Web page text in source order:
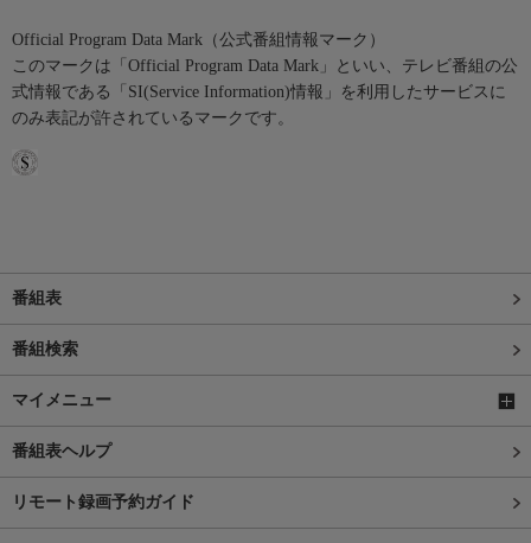
Official Program Data Mark（公式番組情報マーク）
このマークは「Official Program Data Mark」といい、テレビ番組の公
式情報である「SI(Service Information)情報」を利用したサービスに
のみ表記が許されているマークです。
番組表
番組検索
マイメニュー
番組表ヘルプ
リモート録画予約ガイド